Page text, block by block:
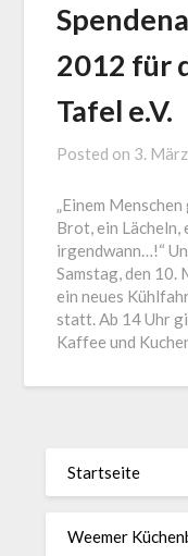
2012 für
Tafel e.V.
Posted on 3.
„Einem
Brot, ein Lächeln,
irgendwann…!“
Samstag, den 10.
ein neues
statt. Ab 14 Uhr
Kaffee und
Startseite
Weemer